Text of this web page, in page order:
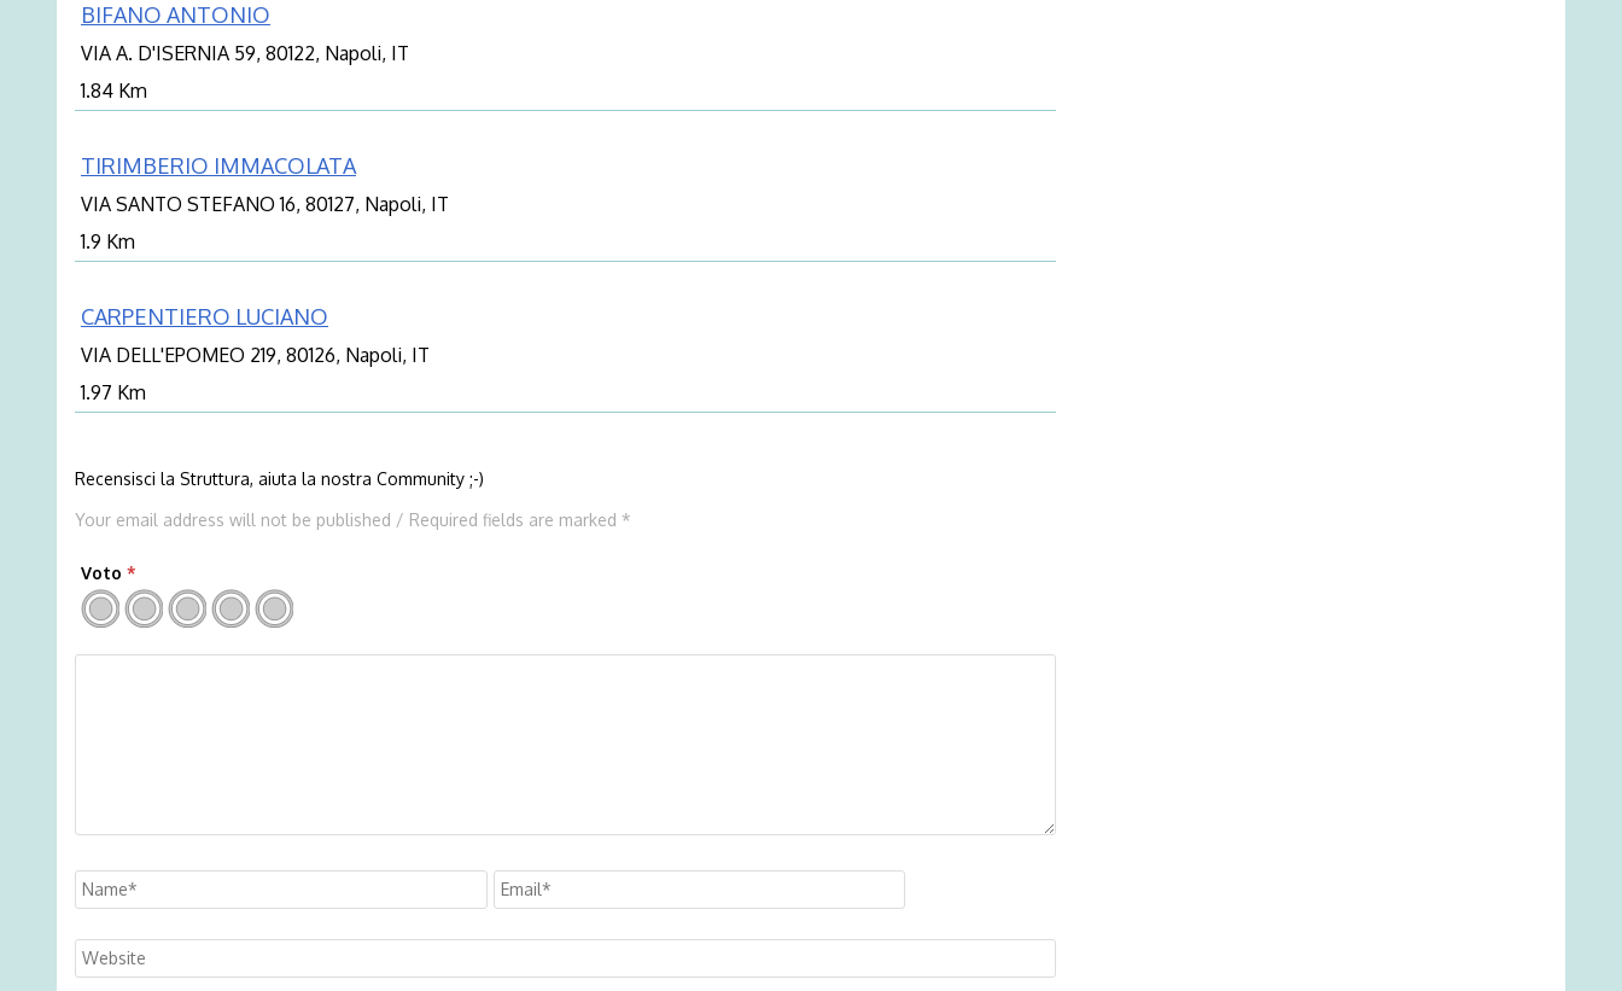
BIFANO ANTONIO
VIA A. D'ISERNIA 59, 80122, Napoli, IT
1.84 Km
TIRIMBERIO IMMACOLATA
VIA SANTO STEFANO 16, 80127, Napoli, IT
1.9 Km
CARPENTIERO LUCIANO
VIA DELL'EPOMEO 219, 80126, Napoli, IT
1.97 Km
Recensisci la Struttura, aiuta la nostra Community ;-)
Your email address will not be published / Required fields are marked *
Voto *